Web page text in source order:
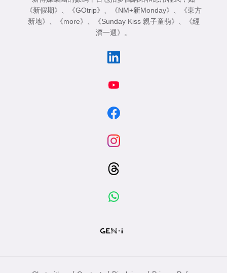
《新假期》
《GOtrip》 《NM+新Monday》
《東方
新地》
《more》 《Sunday Kiss 親子童萌》
《經
濟一週》
。